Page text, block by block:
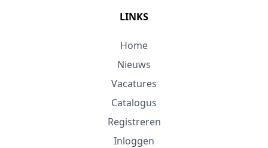
LINKS
Home
Nieuws
Vacatures
Catalogus
Registreren
Inloggen